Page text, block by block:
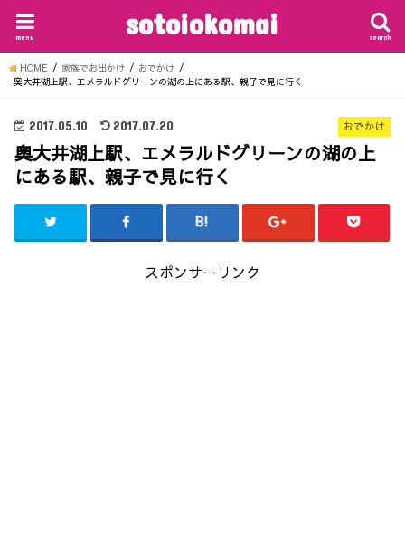
sotoiokomai search
menu
HOME 家族でお出かけ
おでかけ
奥大井湖上駅、エメラルドグリーンの湖の上にある駅、親子で見に行く
おでかけ
2017.05.10 2017.07.20
奥大井湖上駅、エメラルドグリーンの湖の上
にある駅、親子で見に行く
スポンサーリンク